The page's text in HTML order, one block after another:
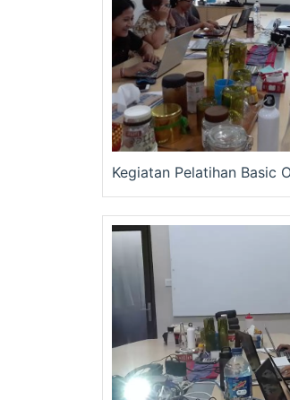
Kegiatan Pelatihan Basic